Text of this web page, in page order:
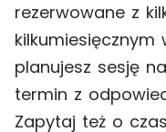
rezerwowane z
kilkumiesięcznym
planujesz sesję
termin z
Zapytaj też o